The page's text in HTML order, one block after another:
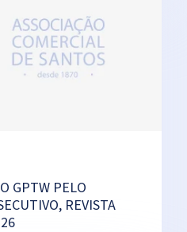
GPTW PELO
REVISTA